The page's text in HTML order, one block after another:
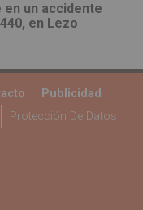
en un accidente
en Lezo
Publicidad
Protección De Datos